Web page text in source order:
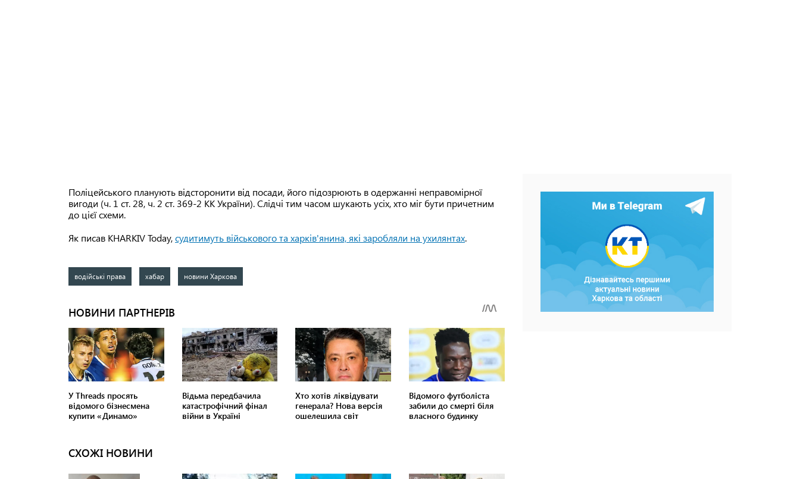
Поліцейського планують відсторонити від посади, його підозрюють в одержанні неправомірної
вигоди (ч. 1 ст. 28, ч. 2 ст. 369-2 КК України). Слідчі тим часом шукають усіх, хто міг бути причетним
до цієї схеми.
Як писав KHARKIV Today,судитимуть військового та харків'янина, які заробляли на ухилянтах.
водійські права хабар новини Харкова
СХОЖІ НОВИНИ